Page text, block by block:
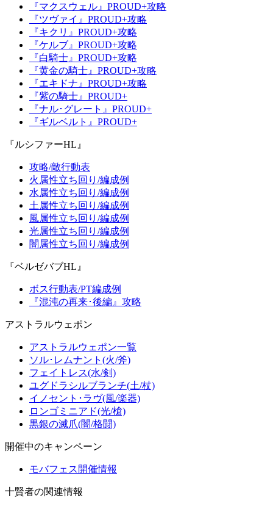
『マクスウェル』PROUD+攻略
『ツヴァイ』PROUD+攻略
『キクリ』PROUD+攻略
『ケルブ』PROUD+攻略
『白騎士』PROUD+攻略
『黄金の騎士』PROUD+攻略
『エキドナ』PROUD+攻略
『紫の騎士』PROUD+
『ナル･グレート』PROUD+
『ギルベルト』PROUD+
『ルシファーHL』
攻略/敵行動表
火属性立ち回り/編成例
水属性立ち回り/編成例
土属性立ち回り/編成例
風属性立ち回り/編成例
光属性立ち回り/編成例
闇属性立ち回り/編成例
『ベルゼバブHL』
ボス行動表/PT編成例
『混沌の再来･後編』攻略
アストラルウェポン
アストラルウェポン一覧
ソル･レムナント(火/斧)
フェイトレス(水/剣)
ユグドラシルブランチ(土/杖)
イノセント･ラヴ(風/楽器)
ロンゴミニアド(光/槍)
黒銀の滅爪(闇/格闘)
開催中のキャンペーン
モバフェス開催情報
十賢者の関連情報